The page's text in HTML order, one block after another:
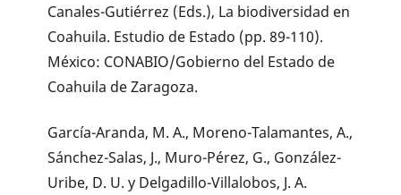
Canales-Gutiérrez (Eds.), La biodiversidad en
Coahuila. Estudio de Estado (pp. 89-110).
México: CONABIO/Gobierno del Estado de
Coahuila de Zaragoza.
García-Aranda, M. A., Moreno-Talamantes, A.,
Sánchez-Salas, J., Muro-Pérez, G., González-
Uribe, D. U. y Delgadillo-Villalobos, J. A.